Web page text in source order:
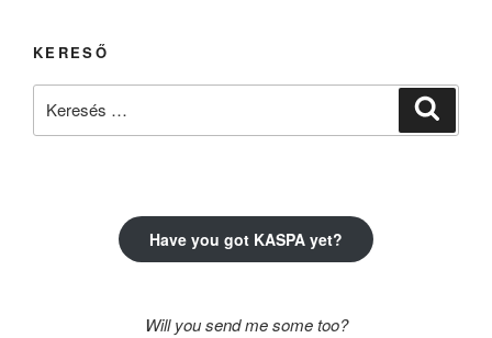
KERESŐ
Have you got KASPA yet?
Will you send me some too?